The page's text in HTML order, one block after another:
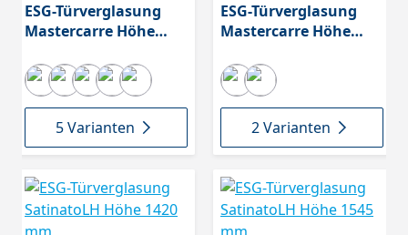
ESG-Türverglasung
Mastercarre Höhe
5 Varianten
ESG-Türverglasung
Mastercarre Höhe
2 Varianten